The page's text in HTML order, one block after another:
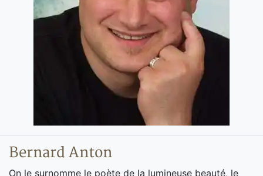
Bernard Anton
On le surnomme le poète de la lumineuse beauté, le